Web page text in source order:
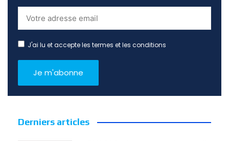
J'ai lu et accepte les termes et les conditions
Derniers articles